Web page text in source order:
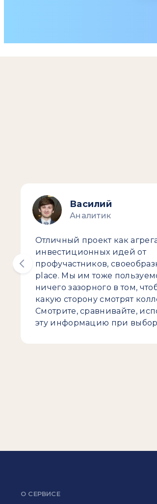
Василий
Аналитик
Отличный проект как
инвестиционных идей от
профучастников,
place. Мы им тоже
ничего зазорного в том,
какую сторону смотрят
Смотрите, сравнивайте,
эту информацию при
О СЕРВИСЕ